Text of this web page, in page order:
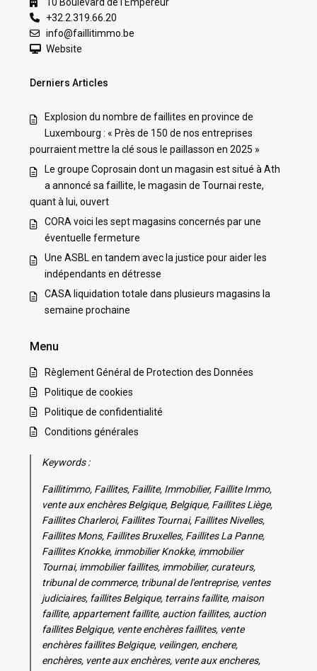
+32.2.319.66.20
info@faillitimmo.be
Website
Derniers Articles
Explosion du nombre de faillites en province de
Luxembourg : « Près de 150 de nos entreprises
pourraient mettre la clé sous le paillasson en 2025 »
Le groupe Coprosain dont un magasin est situé à Ath
a annoncé sa faillite, le magasin de Tournai reste,
quant à lui, ouvert
CORA voici les sept magasins concernés par une
éventuelle fermeture
Une ASBL en tandem avec la justice pour aider les
indépendants en détresse
CASA liquidation totale dans plusieurs magasins la
semaine prochaine
Menu
Règlement Général de Protection des Données
Politique de cookies
Politique de confidentialité
Conditions générales
Keywords :
Faillitimmo, Faillites, Faillite, Immobilier, Faillite Immo,
vente aux enchères Belgique, Belgique, Faillites Liège,
Faillites Charleroi, Faillites Tournai, Faillites Nivelles,
Faillites Mons, Faillites Bruxelles, Faillites La Panne,
Faillites Knokke, immobilier Knokke, immobilier
Tournai, immobilier faillites, immobilier, curateurs,
tribunal de commerce, tribunal de l'entreprise, ventes
judiciaires, faillites Belgique, terrains faillite, maison
faillite, appartement faillite, auction faillites, auction
faillites Belgique, vente enchères faillites, vente
enchères faillites Belgique, veilingen, enchere,
enchères, vente aux enchères, vente aux encheres,